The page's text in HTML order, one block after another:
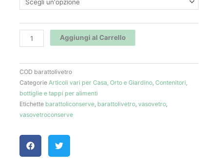
5,90 €
vetro
conserve
Aggiungi al Carrello
COD barattolivetro
Categorie Articoli vari per Casa, Orto e Giardino, Contenitori,
bottiglie e tappi per alimenti
Etichette barattoliconserve, barattolivetro, vasovetro,
vasovetroconserve